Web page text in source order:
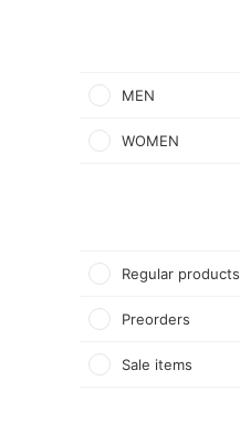
MEN
WOMEN
Regular products
Preorders
Sale items